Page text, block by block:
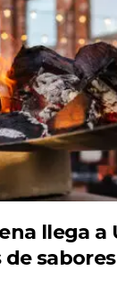
llega a
de